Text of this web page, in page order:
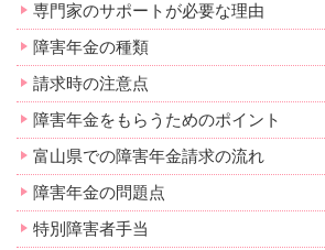
専門家のサポートが必要な理由
障害年金の種類
請求時の注意点
障害年金をもらうためのポイント
富山県での障害年金請求の流れ
障害年金の問題点
特別障害者手当